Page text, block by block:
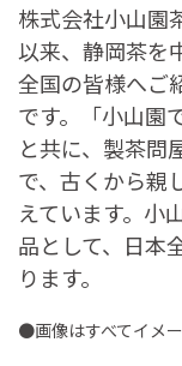
株式会社小山園
以来、静岡茶を
全国の皆様へご
です。「小山園
と共に、製茶問
で、古くから親
えています。小
品として、日本
ります。
●画像はすべてイメー